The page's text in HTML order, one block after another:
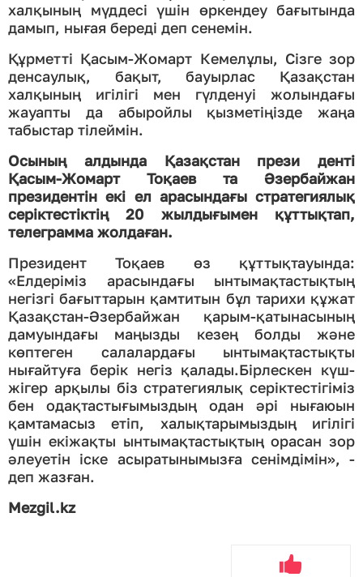
халқының мүддесі үшін өркендеу бағытында
дамып, нығая береді деп сенемін.
Құрметті Қасым-Жомарт Кемелұлы, Сізге зор
денсаулық, бақыт, бауырлас Қазақстан
халқының игілігі мен гүлденуі жолындағы
жауапты да абыройлы қызметіңізде жаңа
табыстар тілеймін.
Осының алдында Қазақстан прези денті
Қасым-Жомарт Тоқаев та Әзербайжан
президентін екі ел арасындағы стратегиялық
серіктестіктің 20 жылдығымен құттықтап,
телеграмма жолдаған.
Президент Тоқаев өз құттықтауында:
«Елдеріміз арасындағы ынтымақтастықтың
негізгі бағыттарын қамтитын бұл тарихи құжат
Қазақстан-Әзербайжан қарым-қатынасының
дамуындағы маңызды кезең болды және
көптеген салалардағы ынтымақтастықты
нығайтуға берік негіз қалады.Бірлескен күш-
жігер арқылы біз стратегиялық серіктестігіміз
бен одақтастығымыздың одан әрі нығаюын
қамтамасыз етіп, халықтарымыздың игілігі
үшін екіжақты ынтымақтастықтың орасан зор
әлеуетін іске асыратынымызға сенімдімін», -
деп жазған.
Mezgil.kz